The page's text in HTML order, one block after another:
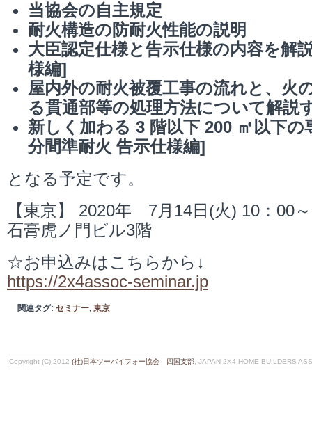
当協会の自主規定
耐火構造の防耐火性能の説明
大臣認定仕様と告示仕様の内容を解
様編]
屋内外の耐火被覆工事の流れと、火
る貫通部等の処理方法について解説
新しく加わる 3 階以下 200 ㎡以下の
分間準耐火 告示仕様編]
となる予定です。
【東京】 2020年 7月14日(火) 10：00
石膏虎ノ門ビル3階
☆お申込みはこちらから↓
https://2x4assoc-seminar.jp
関連タグ: セミナー, 東京
Copyright (C) 2012 (社)日本ツーバイフォー協会 四国支部 , JAPAN 2X4 HOME BUILDERS